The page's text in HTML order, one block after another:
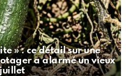
» : ce détail sur une
a alarmé un vieux